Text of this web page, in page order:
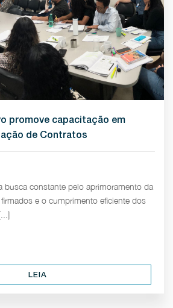
promove capacitação em
de Contratos
busca constante pelo aprimoramento da
e o cumprimento eficiente dos
LEIA